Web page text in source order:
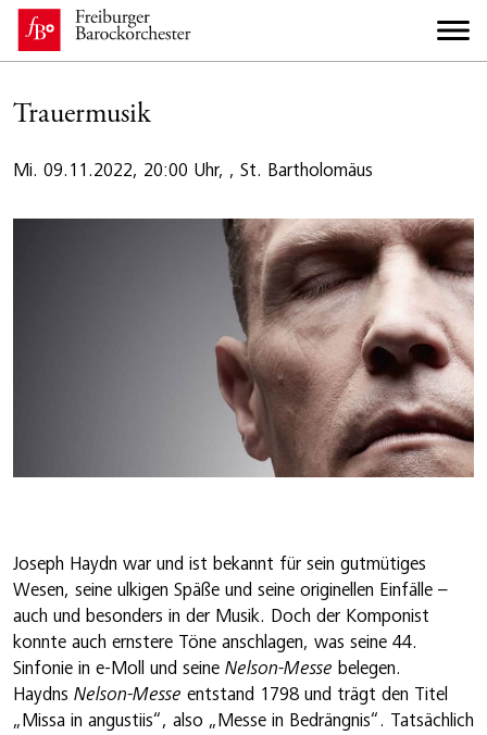
Trauermusik
Mi. 09.11.2022, 20:00 Uhr, , St. Bartholomäus
Joseph Haydn war und ist bekannt für sein gutmütiges
Wesen, seine ulkigen Späße und seine originellen Einfälle –
auch und besonders in der Musik. Doch der Komponist
konnte auch ernstere Töne anschlagen, was seine 44.
Sinfonie in e-Moll und seine Nelson-Messe belegen.
Haydns Nelson-Messe entstand 1798 und trägt den Titel
„Missa in angustiis“, also „Messe in Bedrängnis“. Tatsächlich